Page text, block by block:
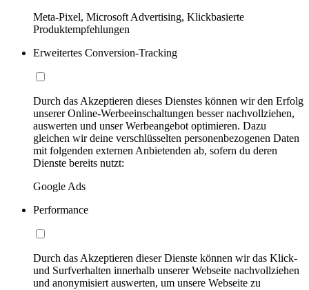
Meta-Pixel, Microsoft Advertising, Klickbasierte
Produktempfehlungen
Erweitertes Conversion-Tracking
Durch das Akzeptieren dieses Dienstes können wir den Erfolg
unserer Online-Werbeeinschaltungen besser nachvollziehen,
auswerten und unser Werbeangebot optimieren. Dazu
gleichen wir deine verschlüsselten personenbezogenen Daten
mit folgenden externen Anbietenden ab, sofern du deren
Dienste bereits nutzt:
Google Ads
Performance
Durch das Akzeptieren dieser Dienste können wir das Klick-
und Surfverhalten innerhalb unserer Webseite nachvollziehen
und anonymisiert auswerten, um unsere Webseite zu